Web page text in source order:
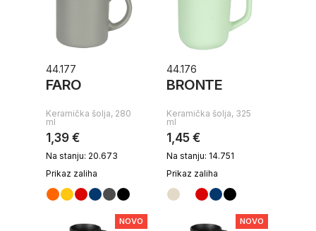
44.177
FARO
Keramička šolja, 280
ml
1,39 €
Na stanju: 20.673
Prikaz zaliha
44.176
BRONTE
Keramička šolja, 325
ml
1,45 €
Na stanju: 14.751
Prikaz zaliha
NOVO NOVO